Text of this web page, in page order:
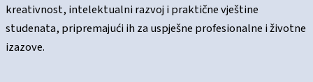
kreativnost, intelektualni razvoj i praktične vještine
studenata, pripremajući ih za uspješne profesionalne i životne
izazove.